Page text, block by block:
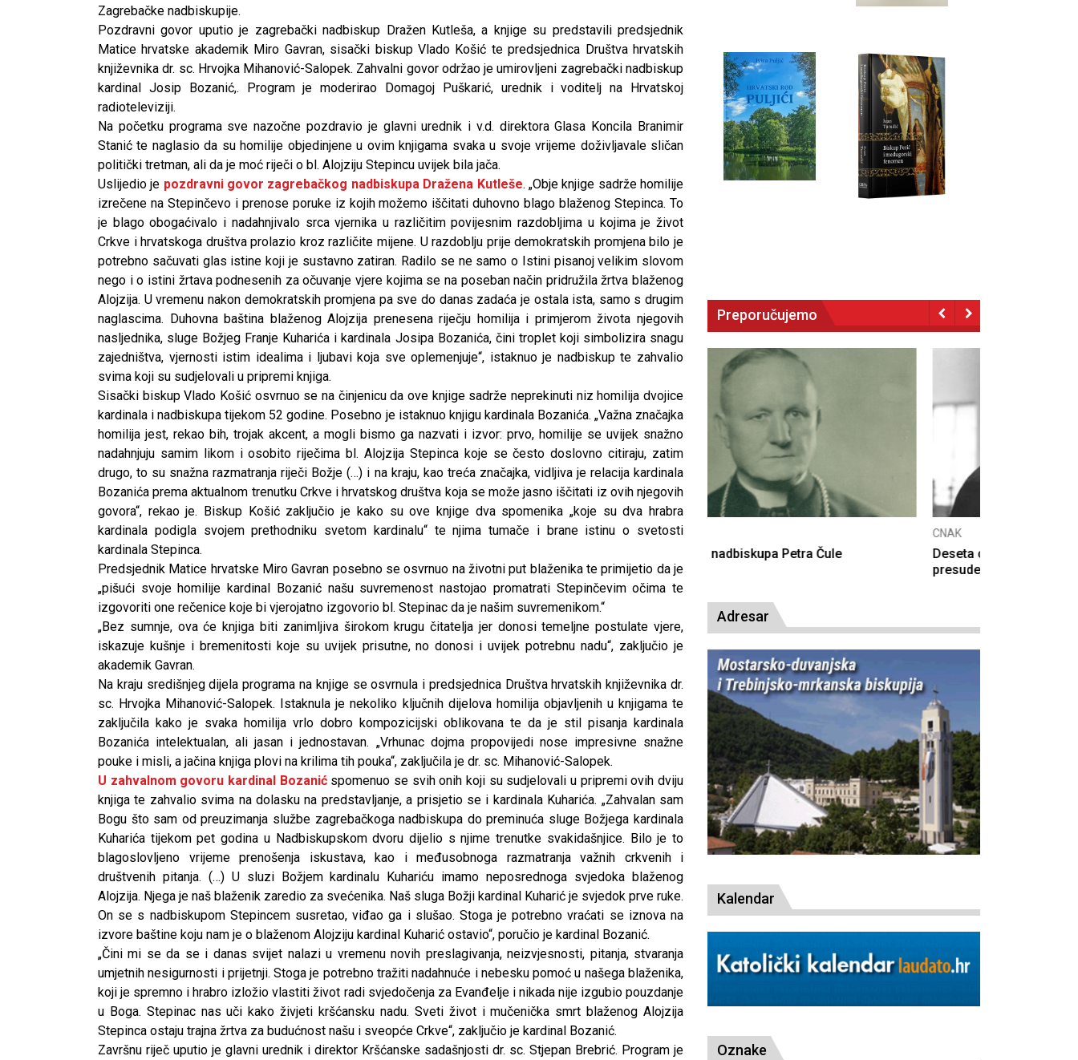
Zagrebačke nadbiskupije.
Pozdravni govor uputio je zagrebački nadbiskup Dražen Kutleša, a knjige su predstavili predsjednik
Matice hrvatske akademik Miro Gavran, sisački biskup Vlado Košić te predsjednica Društva hrvatskih
književnika dr. sc. Hrvojka Mihanović-Salopek. Zahvalni govor održao je umirovljeni zagrebački nadbiskup
kardinal Josip Bozanić,. Program je moderirao Domagoj Puškarić, urednik i voditelj na Hrvatskoj
radioteleviziji.
Na početku programa sve nazočne pozdravio je glavni urednik i v.d. direktora Glasa Koncila Branimir
Stanić te naglasio da su homilije objedinjene u ovim knjigama svaka u svoje vrijeme doživljavale sličan
politički tretman, ali da je moć riječi o bl. Alojziju Stepincu uvijek bila jača.
Uslijedio je pozdravni govor zagrebačkog nadbiskupa Dražena Kutleše. „Obje knjige sadrže homilije
izrečene na Stepinčevo i prenose poruke iz kojih možemo iščitati duhovno blago blaženog Stepinca. To
je blago obogaćivalo i nadahnjivalo srca vjernika u različitim povijesnim razdobljima u kojima je život
Crkve i hrvatskoga društva prolazio kroz različite mijene. U razdoblju prije demokratskih promjena bilo je
potrebno sačuvati glas istine koji je sustavno zatiran. Radilo se ne samo o Istini pisanoj velikim slovom
nego i o istini žrtava podnesenih za očuvanje vjere kojima se na poseban način pridružila žrtva blaženog
Alojzija. U vremenu nakon demokratskih promjena pa sve do danas zadaća je ostala ista, samo s drugim
naglascima. Duhovna baština blaženog Alojzija prenesena riječju homilija i primjerom života njegovih
nasljednika, sluge Božjeg Franje Kuharića i kardinala Josipa Bozanića, čini troplet koji simbolizira snagu
zajedništva, vjernosti istim idealima i ljubavi koja sve oplemenjuje“, istaknuo je nadbiskup te zahvalio
svima koji su sudjelovali u pripremi knjiga.
Sisački biskup Vlado Košić osvrnuo se na činjenicu da ove knjige sadrže neprekinuti niz homilija dvojice
kardinala i nadbiskupa tijekom 52 godine. Posebno je istaknuo knjigu kardinala Bozanića. „Važna značajka
homilija jest, rekao bih, trojak akcent, a mogli bismo ga nazvati i izvor: prvo, homilije se uvijek snažno
nadahnjuju samim likom i osobito riječima bl. Alojzija Stepinca koje se često doslovno citiraju, zatim
drugo, to su snažna razmatranja riječi Božje (…) i na kraju, kao treća značajka, vidljiva je relacija kardinala
Bozanića prema aktualnom trenutku Crkve i hrvatskog društva koja se može jasno iščitati iz ovih njegovih
govora“, rekao je. Biskup Košić zaključio je kako su ove knjige dva spomenika „koje su dva hrabra
kardinala podigla svojem prethodniku svetom kardinalu“ te njima tumače i brane istinu o svetosti
kardinala Stepinca.
Predsjednik Matice hrvatske Miro Gavran posebno se osvrnuo na životni put blaženika te primijetio da je
„pišući svoje homilije kardinal Bozanić našu suvremenost nastojao promatrati Stepinčevim očima te
izgovoriti one rečenice koje bi vjerojatno izgovorio bl. Stepinac da je našim suvremenikom.“
„Bez sumnje, ova će knjiga biti zanimljiva širokom krugu čitatelja jer donosi temeljne postulate vjere,
iskazuje kušnje i bremenitosti koje su uvijek prisutne, no donosi i uvijek potrebnu nadu“, zaključio je
akademik Gavran.
Na kraju središnjeg dijela programa na knjige se osvrnula i predsjednica Društva hrvatskih književnika dr.
sc. Hrvojka Mihanović-Salopek. Istaknula je nekoliko ključnih dijelova homilija objavljenih u knjigama te
zaključila kako je svaka homilija vrlo dobro kompozicijski oblikovana te da je stil pisanja kardinala
Bozanića intelektualan, ali jasan i jednostavan. „Vrhunac dojma propovijedi nose impresivne snažne
pouke i misli, a jačina knjiga plovi na krilima tih pouka“, zaključila je dr. sc. Mihanović-Salopek.
U zahvalnom govoru kardinal Bozanićspomenuo se svih onih koji su sudjelovali u pripremi ovih dviju
knjiga te zahvalio svima na dolasku na predstavljanje, a prisjetio se i kardinala Kuharića. „Zahvalan sam
Bogu što sam od preuzimanja službe zagrebačkoga nadbiskupa do preminuća sluge Božjega kardinala
Kuharića tijekom pet godina u Nadbiskupskom dvoru dijelio s njime trenutke svakidašnjice. Bilo je to
blagoslovljeno vrijeme prenošenja iskustava, kao i međusobnoga razmatranja važnih crkvenih i
društvenih pitanja. (…) U sluzi Božjem kardinalu Kuhariću imamo neposrednoga svjedoka blaženog
Alojzija. Njega je naš blaženik zaredio za svećenika. Naš sluga Božji kardinal Kuharić je svjedok prve ruke.
On se s nadbiskupom Stepincem susretao, viđao ga i slušao. Stoga je potrebno vraćati se iznova na
izvore baštine koju nam je o blaženom Alojziju kardinal Kuharić ostavio“, poručio je kardinal Bozanić.
„Čini mi se da se i danas svijet nalazi u vremenu novih preslagivanja, neizvjesnosti, pitanja, stvaranja
umjetnih nesigurnosti i prijetnji. Stoga je potrebno tražiti nadahnuće i nebesku pomoć u našega blaženika,
koji je spremno i hrabro izložio vlastiti život radi svjedočenja za Evanđelje i nikada nije izgubio pouzdanje
u Boga. Stepinac nas uči kako živjeti kršćansku nadu. Sveti život i mučenička smrt blaženog Alojzija
Stepinca ostaju trajna žrtva za budućnost našu i sveopće Crkve“, zaključio je kardinal Bozanić.
Završnu riječ uputio je glavni urednik i direktor Kršćanske sadašnjosti dr. sc. Stjepan Brebrić. Program je
Preporučujemo
CNAK
Kad se nasilje pretvara u optužnicu
CNAK
Deseta obljetnica poništenja komunističke
Adresar
Kalendar
Oznake